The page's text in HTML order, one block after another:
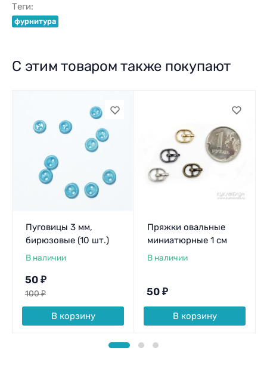
Теги:
фурнитура
С этим товаром также покупают
Пуговицы 3 мм,
бирюзовые (10 шт.)
В наличии
50 ₽
100₽
В корзину
Пряжки овальные
миниатюрные 1 см
В наличии
50 ₽
В корзину